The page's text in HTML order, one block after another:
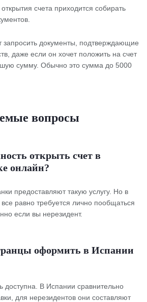
счета приходится собирать
запросить документы, подтверждающие
даже если он хочет положить на счет
сумму. Обычно это сумма до 5000
вопросы
открыть счет в
онлайн?
предоставляют такую услугу. Но в
равно требуется лично пообщаться
если вы нерезидент.
оформить в Испании
доступна. В Испании сравнительно
для нерезидентов они составляют